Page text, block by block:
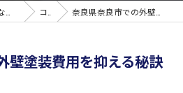
コラム 奈良県奈良市での外壁塗装費用を抑える秘訣と注意点
壁塗装費用を抑える秘訣